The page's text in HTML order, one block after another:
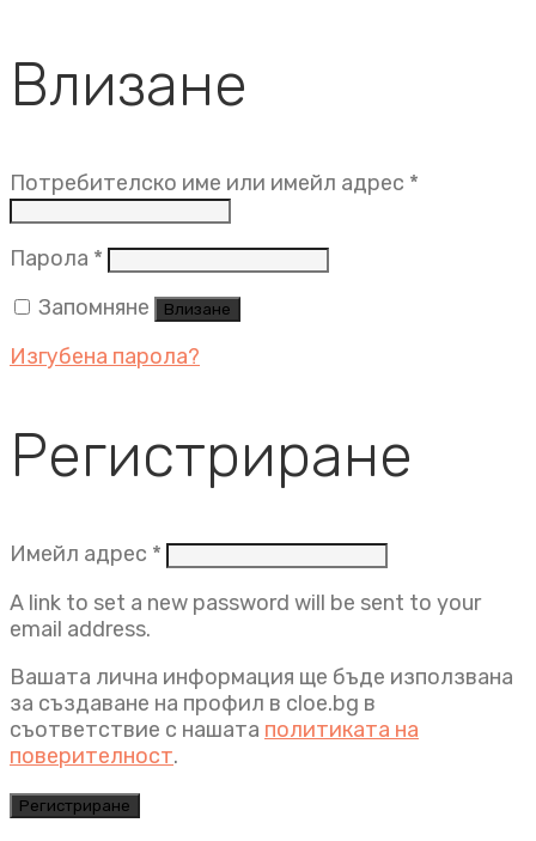
Влизане
Потребителско име или имейл адрес *
Парола * Задължително
Запомняне
Влизане
Изгубена парола?
Регистриране
Имейл адрес * Задължително
A link to set a new password will be sent to your
email address.
Вашата лична информация ще бъде използвана
за създаване на профил в cloe.bg в
съответствие с нашата политиката на
поверителност.
Регистриране